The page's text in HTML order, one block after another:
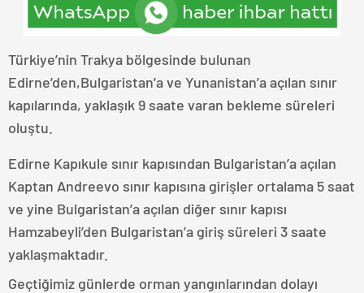
Türkiye’nin Trakya bölgesinde bulunan
Edirne’den,Bulgaristan’a ve Yunanistan’a açılan sınır
kapılarında, yaklaşık 9 saate varan bekleme süreleri
oluştu.
Edirne Kapıkule sınır kapısından Bulgaristan’a açılan
Kaptan Andreevo sınır kapısına girişler ortalama 5 saat
ve yine Bulgaristan’a açılan diğer sınır kapısı
Hamzabeyli’den Bulgaristan’a giriş süreleri 3 saate
yaklaşmaktadır.
Geçtiğimiz günlerde orman yangınlarından dolayı